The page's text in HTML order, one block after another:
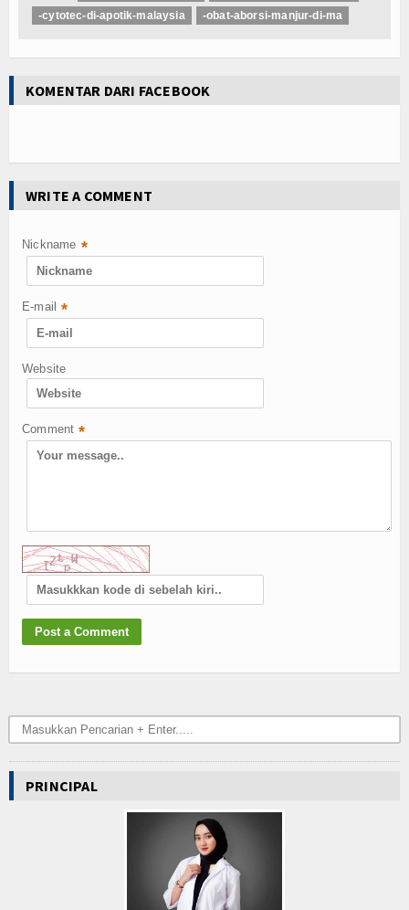
-cytotec-di-apotik-malaysia
-obat-aborsi-manjur-di-ma
KOMENTAR DARI FACEBOOK
WRITE A COMMENT
Nickname *
E-mail *
Website
Comment *
PRINCIPAL